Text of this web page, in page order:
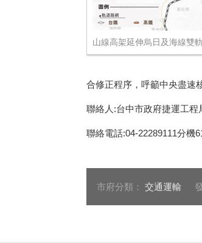
山線高架延伸烏日及海線雙
合修正程序，呼籲中央盡速
聯絡人:台中市政府捷運工程
聯絡電話:04-22289111分機
市府分類： 交通運輸